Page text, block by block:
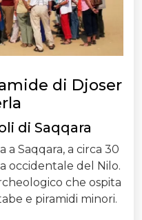
di Djoser
di Saqqara
a Saqqara, a circa 30
occidentale del Nilo.
che ospita
e piramidi minori.